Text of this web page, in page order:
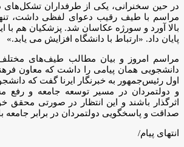
در حین سخنرانی، یکی از طرفداران تشکل‌های
مراسم با طیف رقیب دعوای لفظی داشت، تنها
بالا آورد و سورژه عکاسان شد. پزشکیان هم با
پایان داد. «ارتباط با دانشگاه افزایش می یابد.»
مراسم امروز و بیان مطالب طیف‌های مختلف
دانشجویی همان پیامی را داشت که معاون
اول رئیس‌جمهور به خبرنگار ایرنا گفت که
و دولتمردان در مسیر توسعه جامعه و رفع
اثرگذار باشند و این انتظار در صورتی محقق
صداقت و پاسخگویی دولتمردان در برابر جامعه
انتهای پیام/